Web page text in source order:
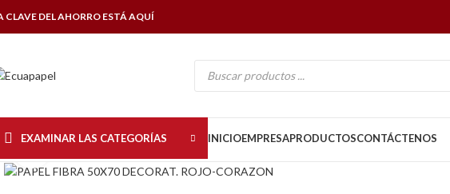
CLAVE DEL AHORRO ESTÁ AQUÍ
EXAMINAR LAS CATEGORÍAS INICIOEMPRESAPRODUCTOSCONTÁCTENOS